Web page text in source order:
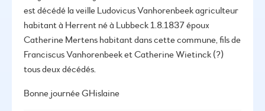
est décédé la veille Ludovicus Vanhorenbeek agriculteur
habitant à Herrent né à Lubbeck 1.8.1837époux
Catherine Mertens habitant dans cette commune, fils de
Franciscus Vanhorenbeek et Catherine Wietinck (?)
tous deux décédés.
Bonne journéeGHislaine